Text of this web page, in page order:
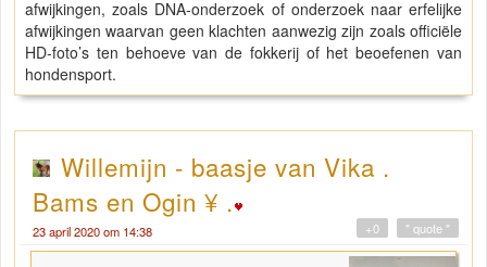
afwijkingen, zoals DNA-onderzoek of onderzoek naar erfelijke
afwijkingen waarvan geen klachten aanwezig zijn zoals officiële
HD-foto’s ten behoeve van de fokkerij of het beoefenen van
hondensport.
Willemijn - baasje van Vika .
Bams en Ogin ¥ .
23 april 2020 om 14:38 " quote "
+0